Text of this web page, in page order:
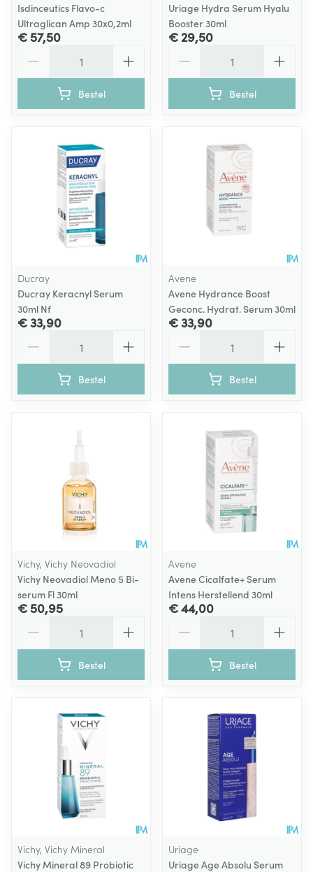
Isdinceutics Flavo-c
Ultraglican Amp 30x0,2ml
€ 57,50
Bestel
Uriage Hydra Serum Hyalu
Booster 30ml
€ 29,50
Bestel
Ducray
Ducray Keracnyl Serum
30ml Nf
€ 33,90
Bestel
Avene
Avene Hydrance Boost
Geconc. Hydrat. Serum 30ml
€ 33,90
Bestel
Vichy, Vichy Neovadiol
Vichy Neovadiol Meno 5 Bi-
serum Fl 30ml
€ 50,95
Bestel
Avene
Avene Cicalfate+ Serum
Intens Herstellend 30ml
€ 44,00
Bestel
Vichy, Vichy Mineral
Vichy Mineral 89 Probiotic
Uriage
Uriage Age Absolu Serum